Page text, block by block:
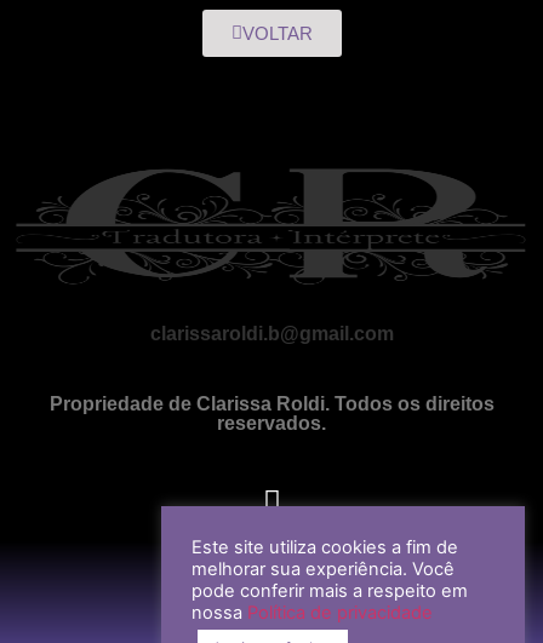
VOLTAR
clarissaroldi.b@gmail.com
Propriedade de Clarissa Roldi. Todos os direitos
reservados.
Este site utiliza cookies a fim de
melhorar sua experiência. Você
pode conferir mais a respeito em
nossa Política de privacidade